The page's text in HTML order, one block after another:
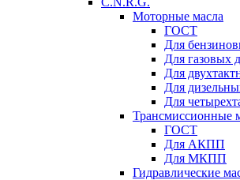
Моторные масла
ГОСТ
Для
Для газовых
Для
Для
Для
Трансмиссионные
ГОСТ
Для АКПП
Для МКПП
Гидравлические